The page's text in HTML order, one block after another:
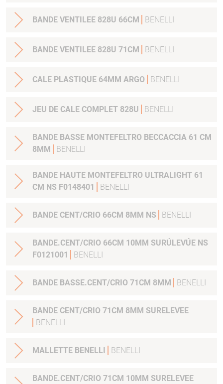
BANDE VENTILEE 828U 66CM BENELLI
BANDE VENTILEE 828U 71CM BENELLI
CALE PLASTIQUE 64MM ARGO BENELLI
JEU DE CALE COMPLET 828U BENELLI
BANDE BASSE MONTEFELTRO BECCACCIA 61 CM
8MM
BENELLI
BANDE HAUTE MONTEFELTRO ULTRALIGHT 61
CM NS F0148401
BENELLI
BANDE CENT/CRIO 66CM 8MM NS BENELLI
BANDE.CENT/CRIO 66CM 10MM SURÚLEVÚE NS
F0121001
BENELLI
BANDE BASSE.CENT/CRIO 71CM 8MM BENELLI
BANDE CENT/CRIO 71CM 8MM SURELEVEE
BENELLI
MALLETTE BENELLI BENELLI
BANDE.CENT/CRIO 71CM 10MM SURELEVEE